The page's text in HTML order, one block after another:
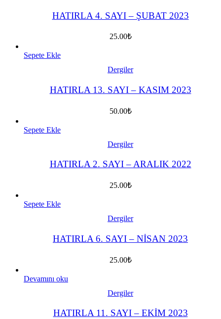
HATIRLA 4. SAYI – ŞUBAT 2023
25.00₺
Sepete Ekle
Dergiler
HATIRLA 13. SAYI – KASIM 2023
50.00₺
Sepete Ekle
Dergiler
HATIRLA 2. SAYI – ARALIK 2022
25.00₺
Sepete Ekle
Dergiler
HATIRLA 6. SAYI – NİSAN 2023
25.00₺
Devamını oku
Dergiler
HATIRLA 11. SAYI – EKİM 2023